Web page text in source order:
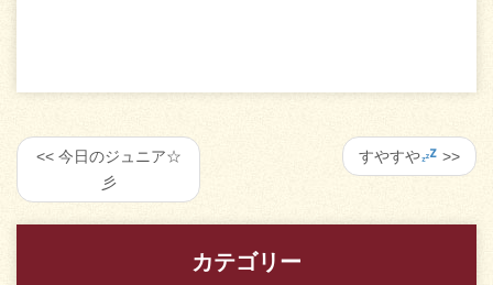
今日のジュニア☆
彡
すやすや
カテゴリー